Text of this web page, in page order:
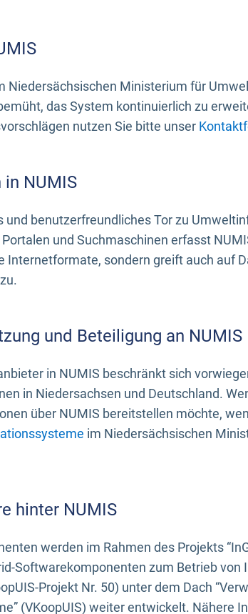
Niedersächsischen Ministerium für
das System kontinuierlich zu
nutzen Sie bitte unser
NUMIS
und benutzerfreundliches Tor zu
und Suchmaschinen erfasst
Internetformate, sondern greift auch auf
und Beteiligung an NUMIS
in NUMIS beschränkt sich
in Niedersachsen und Deutschland.
über NUMIS bereitstellen möchte,
im Niedersächsischen
hinter NUMIS
werden im Rahmen des Projekts
Softwarekomponenten zum Betrieb von
Projekt Nr. 50) unter dem Dach
(VKoopUIS) weiter entwickelt. Nähere